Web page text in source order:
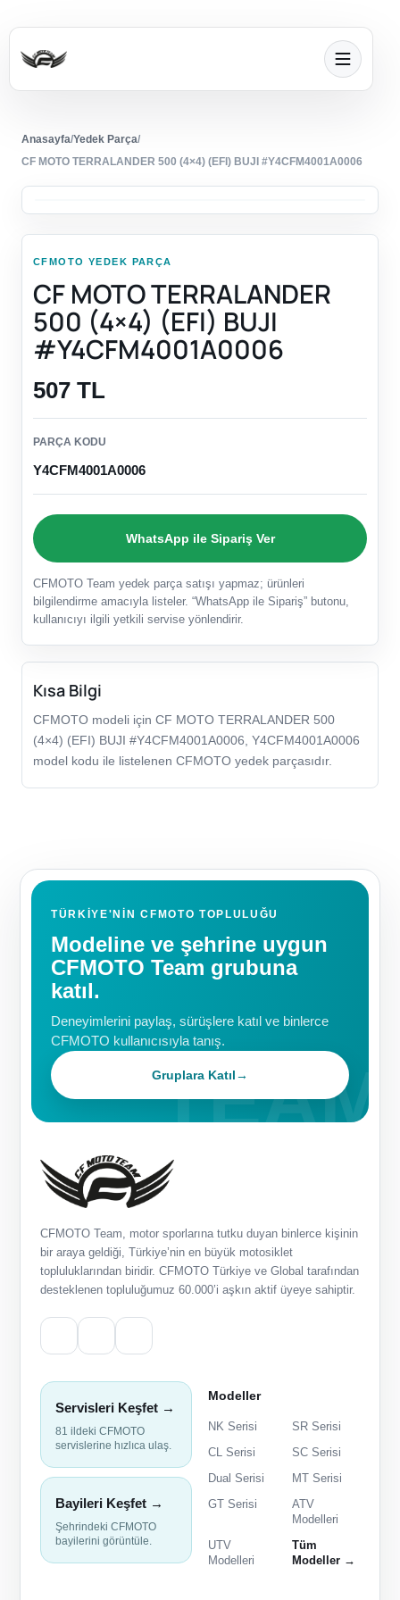
Anasayfa/Yedek Parça/
CF MOTO TERRALANDER 500 (4×4) (EFI) BUJI #Y4CFM4001A0006
CFMOTO YEDEK PARÇA
CF MOTO TERRALANDER
500 (4×4) (EFI) BUJI
#Y4CFM4001A0006
507 TL
PARÇA KODU
Y4CFM4001A0006
WhatsApp ile Sipariş Ver
CFMOTO Team yedek parça satışı yapmaz; ürünleri
bilgilendirme amacıyla listeler. “WhatsApp ile Sipariş” butonu,
kullanıcıyı ilgili yetkili servise yönlendirir.
Kısa Bilgi
CFMOTO modeli için CF MOTO TERRALANDER 500
(4×4) (EFI) BUJI #Y4CFM4001A0006, Y4CFM4001A0006
model kodu ile listelenen CFMOTO yedek parçasıdır.
TÜRKIYE'NIN CFMOTO TOPLULUĞU
Modeline ve şehrine uygun
CFMOTO Team grubuna
katıl.
Deneyimlerini paylaş, sürüşlere katıl ve binlerce
CFMOTO kullanıcısıyla tanış.
Gruplara Katıl→
CFMOTO Team, motor sporlarına tutku duyan binlerce kişinin
bir araya geldiği, Türkiye’nin en büyük motosiklet
topluluklarından biridir. CFMOTO Türkiye ve Global tarafından
desteklenen topluluğumuz 60.000’i aşkın aktif üyeye sahiptir.
Servisleri Keşfet →
81 ildeki CFMOTO
servislerine hızlıca ulaş.
Bayileri Keşfet →
Şehrindeki CFMOTO
bayilerini görüntüle.
Modeller
NK Serisi
SR Serisi
CL Serisi
SC Serisi
Dual Serisi
MT Serisi
GT Serisi
ATV
Modelleri
UTV
Modelleri
Tüm
Modeller →